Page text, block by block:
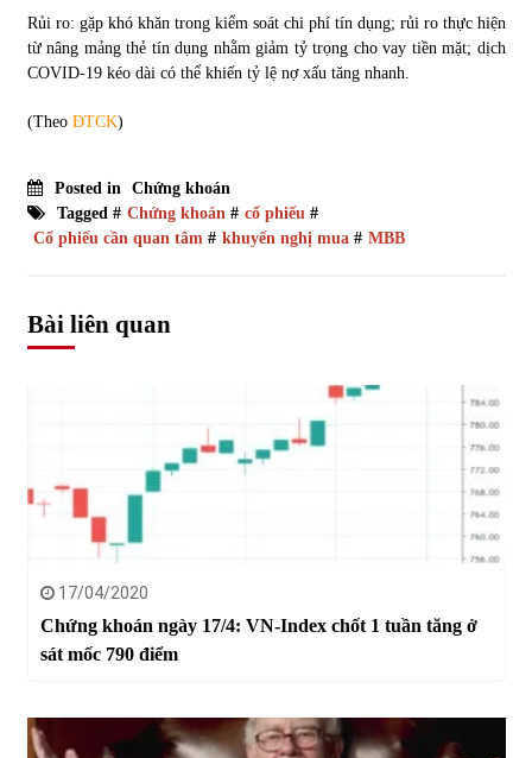
Rủi ro: gặp khó khăn trong kiểm soát chi phí tín dụng; rủi ro thực hiện
từ nâng mảng thẻ tín dụng nhằm giảm tỷ trọng cho vay tiền mặt; dịch
COVID-19 kéo dài có thể khiến tỷ lệ nợ xấu tăng nhanh.
(Theo ĐTCK)
Posted in
Chứng khoán
Tagged # Chứng khoán # cổ phiếu #
Cổ phiếu cần quan tâm # khuyến nghị mua# MBB
Bài liên quan
17/04/2020
Chứng khoán ngày 17/4: VN-Index chốt 1 tuần tăng ở
sát mốc 790 điểm